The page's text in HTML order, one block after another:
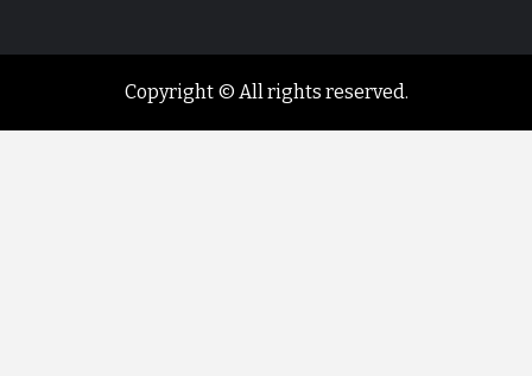
Copyright © All rights reserved.